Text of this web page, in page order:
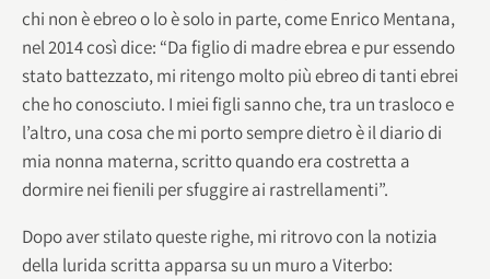
chi non è ebreo o lo è solo in parte, come Enrico Mentana,
nel 2014 così dice: “Da figlio di madre ebrea e pur essendo
stato battezzato, mi ritengo molto più ebreo di tanti ebrei
che ho conosciuto. I miei figli sanno che, tra un trasloco e
l’altro, una cosa che mi porto sempre dietro è il diario di
mia nonna materna, scritto quando era costretta a
dormire nei fienili per sfuggire ai rastrellamenti”.
Dopo aver stilato queste righe, mi ritrovo con la notizia
della lurida scritta apparsa su un muro a Viterbo: